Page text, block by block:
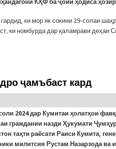
КҲФ ба ҷойи ҳодиса
ки мор як сокини 29-солаи
ки номбурда дар қаламрави деҳаи
Тавсияҳо дар ҳошияи хабаре,
ҷамъбаст кард
2024 дар Кумитаи ҳолатҳои
граждании назди Ҳукумати
таҳти раёсати Раиси Кумита,
милитсия Рустам Назарзода ва